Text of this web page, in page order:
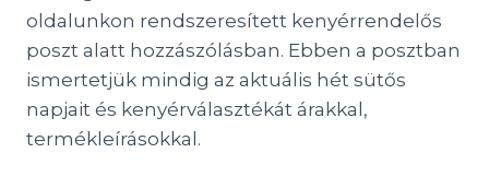
oldalunkon rendszeresített kenyérrendelős
poszt alatt hozzászólásban. Ebben a posztban
ismertetjük mindig az aktuális hét sütős
napjait és kenyérválasztékát árakkal,
termékleírásokkal.